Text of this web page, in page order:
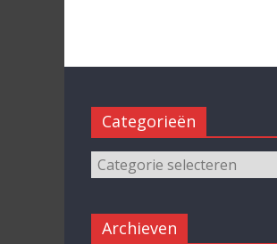
Categorieën
Archieven